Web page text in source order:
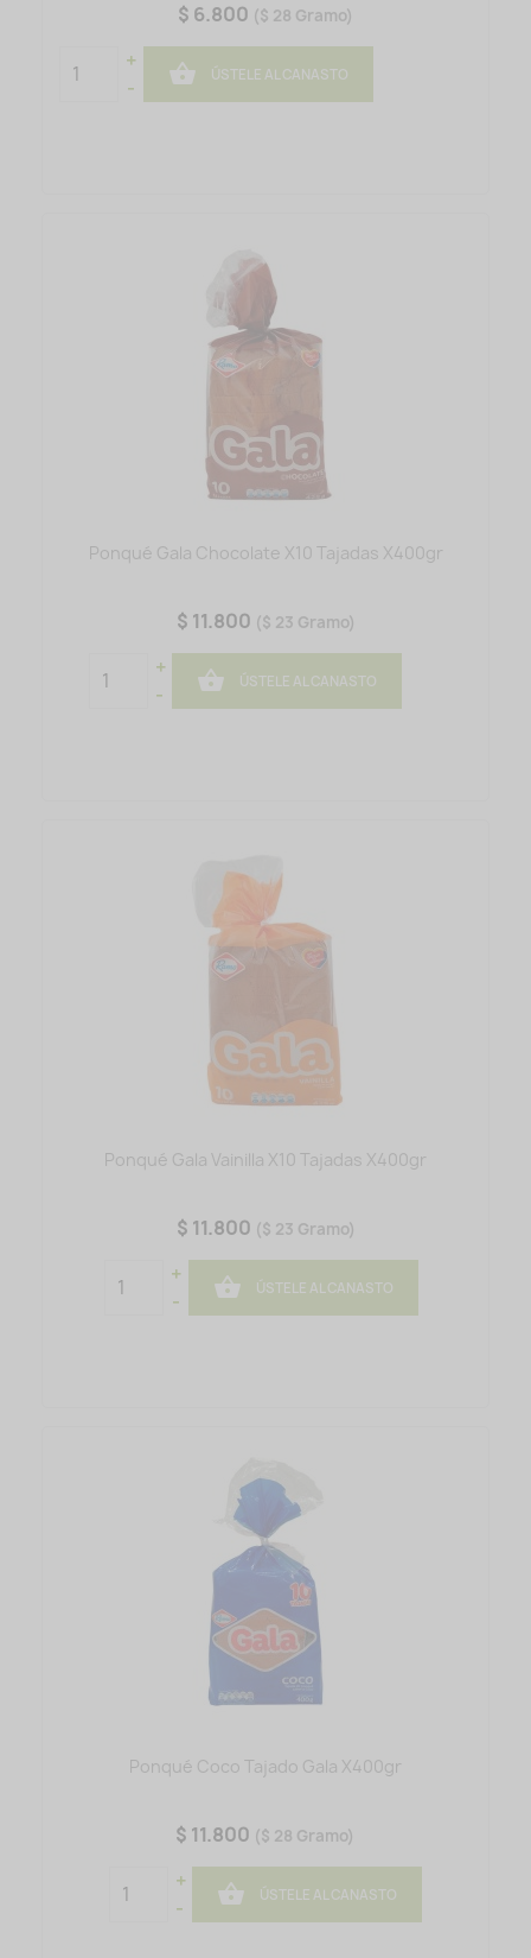
$ 6.800 ($ 28 Gramo)
+
-
 ÚSTELE AL CANASTO
Ponqué Gala Chocolate X10 Tajadas X400gr
$ 11.800 ($ 23 Gramo)
+
-
 ÚSTELE AL CANASTO
Ponqué Gala Vainilla X10 Tajadas X400gr
$ 11.800 ($ 23 Gramo)
+
-
 ÚSTELE AL CANASTO
Ponqué Coco Tajado Gala X400gr
$ 11.800 ($ 28 Gramo)
+
-
 ÚSTELE AL CANASTO